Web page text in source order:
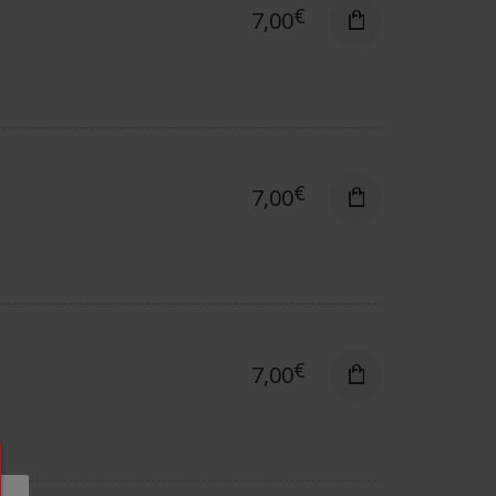
7,00€
7,00€
7,00€